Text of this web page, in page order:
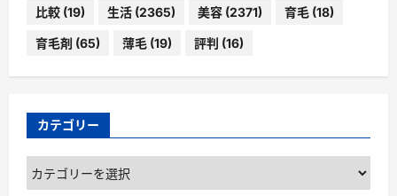
比較 (19) 生活 (2365) 美容 (2371) 育毛 (18)
育毛剤 (65) 薄毛 (19) 評判 (16)
カテゴリー
カ
テ